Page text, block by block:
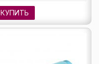
КУПИТЬ